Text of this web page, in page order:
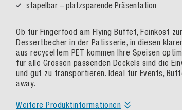
stapelbar – platzsparende Präsentation
Ob für Fingerfood am Flying Buffet, Feinkost
Dessertbecher in der Patisserie, in diesen
aus recyceltem PET kommen Ihre Speisen
für alle Grössen passenden Deckels sind die
und gut zu transportieren. Ideal für Events,
away.
Weitere Produktinformationen